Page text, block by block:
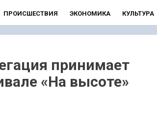
ПРОИСШЕСТВИЯ ЭКОНОМИКА КУЛЬТУРА
принимает
«На высоте»